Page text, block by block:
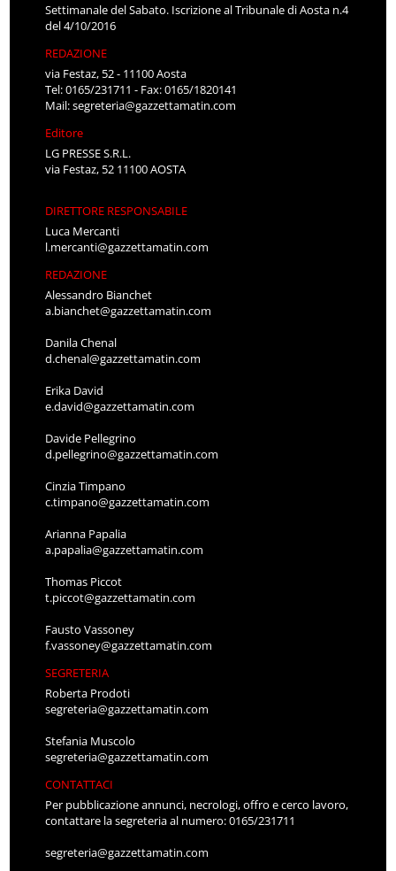
Settimanale del Sabato. Iscrizione al Tribunale di Aosta n.4
del 4/10/2016
REDAZIONE
via Festaz, 52 - 11100 Aosta
Tel: 0165/231711 - Fax: 0165/1820141
Mail:segreteria@gazzettamatin.com
Editore
LG PRESSE S.R.L.
via Festaz, 52 11100 AOSTA
DIRETTORE RESPONSABILE
Luca Mercanti
l.mercanti@gazzettamatin.com
REDAZIONE
Alessandro Bianchet
a.bianchet@gazzettamatin.com
Danila Chenal
d.chenal@gazzettamatin.com
Erika David
e.david@gazzettamatin.com
Davide Pellegrino
d.pellegrino@gazzettamatin.com
Cinzia Timpano
c.timpano@gazzettamatin.com
Arianna Papalia
a.papalia@gazzettamatin.com
Thomas Piccot
t.piccot@gazzettamatin.com
Fausto Vassoney
f.vassoney@gazzettamatin.com
SEGRETERIA
Roberta Prodoti
segreteria@gazzettamatin.com
Stefania Muscolo
segreteria@gazzettamatin.com
CONTATTACI
Per pubblicazione annunci, necrologi, offro e cerco lavoro,
contattare la segreteria al numero: 0165/231711
segreteria@gazzettamatin.com